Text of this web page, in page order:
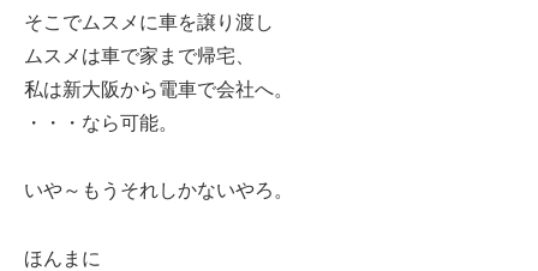
そこでムスメに車を譲り渡し
ムスメは車で家まで帰宅、
私は新大阪から電車で会社へ。
・・・なら可能。
いや～もうそれしかないやろ。
ほんまに